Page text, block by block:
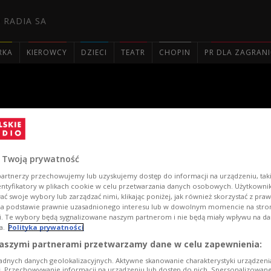
RADIA SA
KIEROWCY DZIECI TEATR CHOPIN PR DLA
była na miejscu
Twoją prywatność
przechowujemy lub uzyskujemy dostęp do informacji na urządzeniu,
w plikach cookie w celu przetwarzania danych osobowych.
swoje wybory lub zarządzać nimi, klikając poniżej, jak również skorzystać z
podstawie prawnie uzasadnionego interesu lub w dowolnym momencie na
Te wybory będą sygnalizowane naszym partnerom i nie będą miały wpływu na
Polityka prywatności
partnerami przetwarzamy dane w celu zapewnienia:
danych geolokalizacyjnych. Aktywne skanowanie charakterystyki